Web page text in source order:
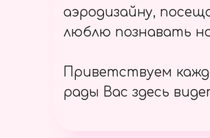
аэродизайну,
люблю познавать
Приветствуем
рады Вас здесь